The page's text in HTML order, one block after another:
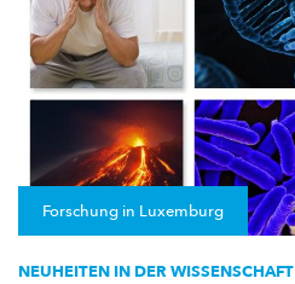
Forschung in Luxemburg
NEUHEITEN IN DER WISSENSCHAFT